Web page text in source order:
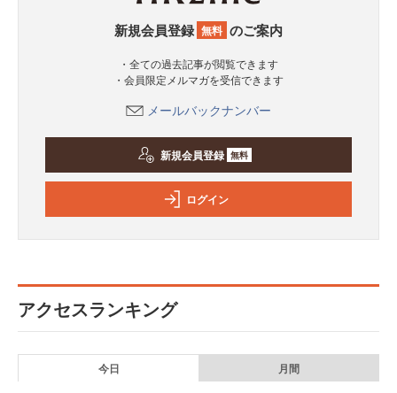
新規会員登録 無料 のご案内
・全ての過去記事が閲覧できます
・会員限定メルマガを受信できます
メールバックナンバー
新規会員登録 無料
ログイン
アクセスランキング
今日 月間